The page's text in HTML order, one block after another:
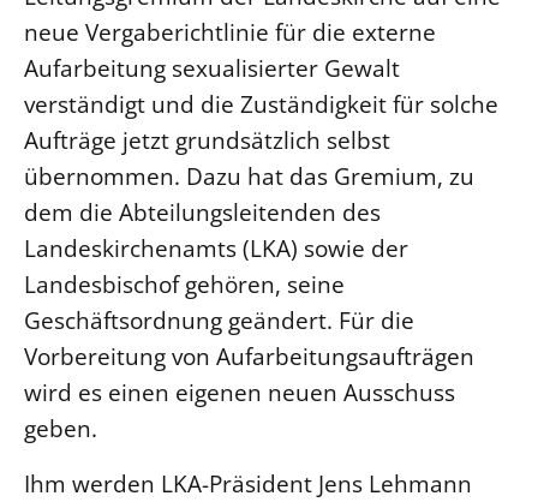
neue Vergaberichtlinie für die externe
Aufarbeitung sexualisierter Gewalt
verständigt und die Zuständigkeit für solche
Aufträge jetzt grundsätzlich selbst
übernommen. Dazu hat das Gremium, zu
dem die Abteilungsleitenden des
Landeskirchenamts (LKA) sowie der
Landesbischof gehören, seine
Geschäftsordnung geändert. Für die
Vorbereitung von Aufarbeitungsaufträgen
wird es einen eigenen neuen Ausschuss
geben.
Ihm werden LKA-Präsident Jens Lehmann
Kirche und Finanzen
Personalausschuss
LANDESKIRCHENAMT
Willkommen
Kollegium
Abteilungen des Landeskirchenamts
Rechnungsprüfungsamt
Fachstelle Sexualisierte Gewalt
Beschwerdestellen
Kirchenämter
Gleichstellung
Datenschutz
Evangelische Kirche
Lutherische Kirche
Glaubensbekenntnis
Positionen
Ökumene
Religionen
Gegen Gewalt
KLIMASCHUTZ
Nachhaltigkeit
Erneuerbare Energien
Mobilität
Naturschutz
Gebäude
Impressum
Datenschutz
Kontakt
Barrierefreiheit
Presse
Freie Stellen
Service für Gemeinden
Suche